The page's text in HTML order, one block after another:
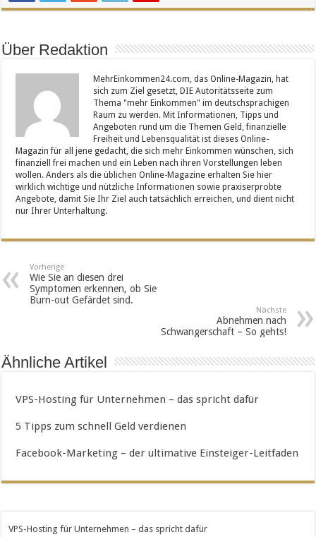
Über Redaktion
MehrEinkommen24.com, das Online-Magazin, hat
sich zum Ziel gesetzt, DIE Autoritätsseite zum
Thema "mehr Einkommen" im deutschsprachigen
Raum zu werden. Mit Informationen, Tipps und
Angeboten rund um die Themen Geld, finanzielle
Freiheit und Lebensqualität ist dieses Online-
Magazin für all jene gedacht, die sich mehr Einkommen wünschen, sich
finanziell frei machen und ein Leben nach ihren Vorstellungen leben
wollen. Anders als die üblichen Online-Magazine erhalten Sie hier
wirklich wichtige und nützliche Informationen sowie praxiserprobte
Angebote, damit Sie Ihr Ziel auch tatsächlich erreichen, und dient nicht
nur Ihrer Unterhaltung.
Vorherige
Wie Sie an diesen drei
Symptomen erkennen, ob Sie
Burn-out Gefärdet sind.
Nächste
Abnehmen nach
Schwangerschaft – So gehts!
Ähnliche Artikel
VPS-Hosting für Unternehmen – das spricht dafür
5 Tipps zum schnell Geld verdienen
Facebook-Marketing – der ultimative Einsteiger-Leitfaden
VPS-Hosting für Unternehmen – das spricht dafür